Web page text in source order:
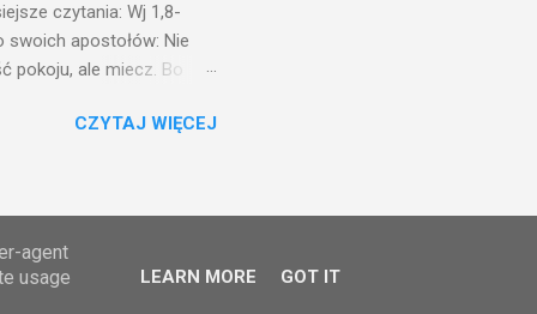
czytania: Wj 1,8-
swoich apostołów: Nie
pokoju, ale miecz. Bo
Mnie godzien. I kto kocha
Mnie posłał. Kto
jako
CZYTAJ WIĘCEJ
agent
usage
LEARN MORE GOT IT